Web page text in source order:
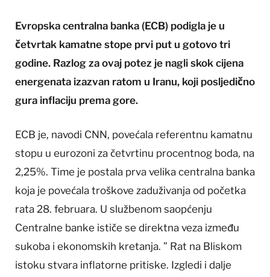
Evropska centralna banka (ECB) podigla je u
četvrtak kamatne stope prvi put u gotovo tri
godine. Razlog za ovaj potez je nagli skok cijena
energenata izazvan ratom u Iranu, koji posljedično
gura inflaciju prema gore.
ECB je, navodi CNN, povećala referentnu kamatnu
stopu u eurozoni za četvrtinu procentnog boda, na
2,25%. Time je postala prva velika centralna banka
koja je povećala troškove zaduživanja od početka
rata 28. februara. U službenom saopćenju
Centralne banke ističe se direktna veza između
sukoba i ekonomskih kretanja. ” Rat na Bliskom
istoku stvara inflatorne pritiske. Izgledi i dalje